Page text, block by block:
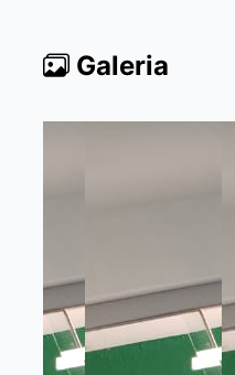
Galeria